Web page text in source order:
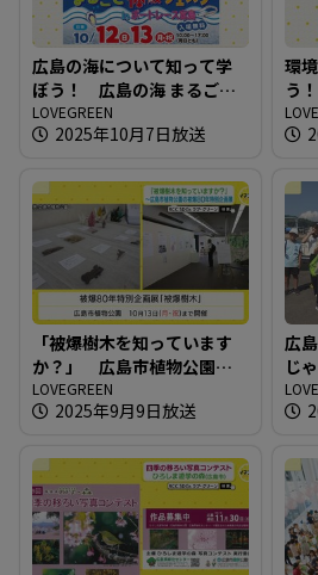
広島の海について知って学
ぼう！ 広島の海 まるごと
体験フェスタ in ボートレー
ス宮島
LOVEGREEN
2025年10月7日放送
環
う
ス
「被爆樹木を知っています
か？」 広島市植物公園の
被爆80年特別企画展
LOVEGREEN
2025年9月9日放送
広
じ
江